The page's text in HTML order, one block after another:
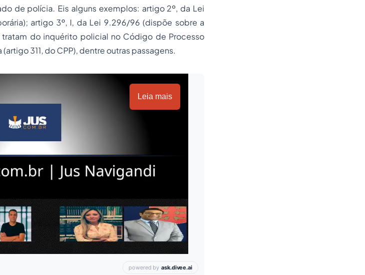
de polícia. Eis alguns exemplos: artigo 2º, da Lei
artigo 3º, I, da Lei 9.296/96 (dispõe sobre a
do inquérito policial no Código de Processo
(artigo 311, do CPP), dentre outras passagens.
Leia mais